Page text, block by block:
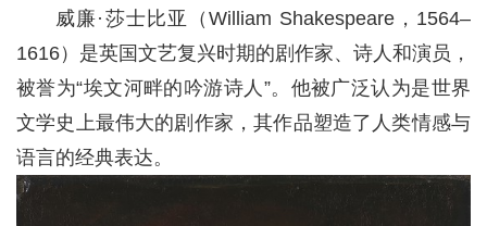
威廉·莎士比亚（William Shakespeare，1564–
1616）是英国文艺复兴时期的剧作家、诗人和演员，
被誉为“埃文河畔的吟游诗人”。他被广泛认为是世界
文学史上最伟大的剧作家，其作品塑造了人类情感与
语言的经典表达。